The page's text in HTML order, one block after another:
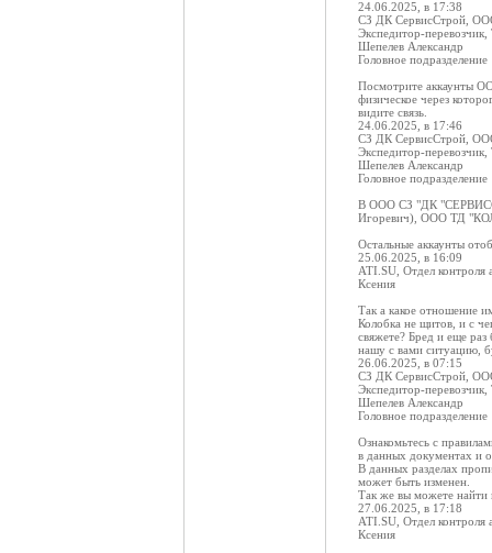
24.06.2025, в 17:38
СЗ ДК СервисСтрой,
Экспедитор-перевозчик,
Шепелев Александр
Головное подразделение
Посмотрите аккаунты
физическое через
видите связь.
24.06.2025, в 17:46
СЗ ДК СервисСтрой,
Экспедитор-перевозчик,
Шепелев Александр
Головное подразделение
В ООО СЗ "ДК
Игоревич), ООО ТД
Остальные аккаунты
25.06.2025, в 16:09
ATI.SU, Отдел контроля
Ксения
Так а какое отношение
Колобка не щитов, и с
свяжете? Бред и еще
нашу с вами ситуацию,
26.06.2025, в 07:15
СЗ ДК СервисСтрой,
Экспедитор-перевозчик,
Шепелев Александр
Головное подразделение
Ознакомьтесь с
в данных документах и
В данных разделах
может быть изменен.
Так же вы можете
27.06.2025, в 17:18
ATI.SU, Отдел контроля
Ксения